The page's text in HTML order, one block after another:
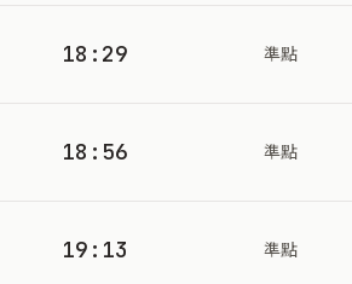
18:29 準點
18:56 準點
19:13 準點